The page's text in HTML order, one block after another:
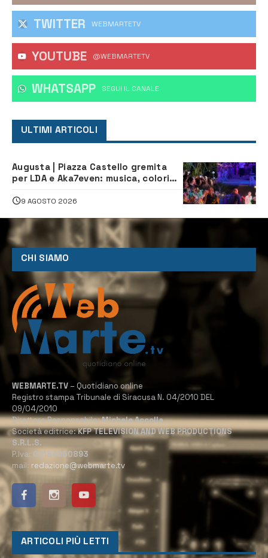
TWITTER WEBMARTETV
YOUTUBE @WEBMARTETV
WHATSAPP ‎SEGUI IL CANALE
ULTIMI ARTICOLI
Augusta | Piazza Castello gremita
per LDA e Aka7even: musica, colori
9 AGOSTO 2026
CHI SIAMO
WEBMARTE.TV – Quotidiano online
Registro stampa Tribunale di Siracusa N. 04/2010 DEL
09/04/2010
Direttore Responsabile:Michele Accolla
Società editrice:KFP TELEVISION AND WEB PRODUCTIONS
S.R.L.S.
P.Iva: 02184950893
mail: redazione@webmarte.tv
ARTICOLI PIÙ LETTI